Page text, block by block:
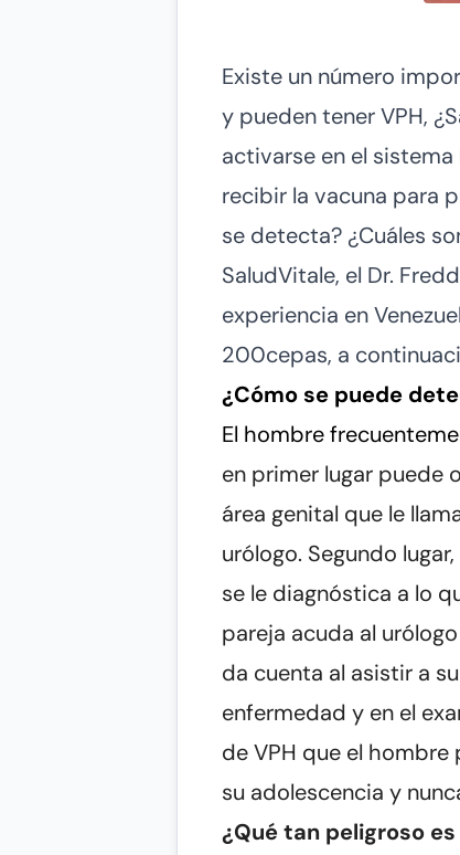
Existe un número
y pueden tener VPH,
activarse en el
recibir la vacuna para
se detecta? ¿Cuáles
SaludVitale, el Dr.
experiencia en
200cepas, a
¿Cómo se puede
El hombre
en primer lugar puede
área genital que le
urólogo. Segundo
se le diagnóstica a lo
pareja acuda al
da cuenta al asistir a
enfermedad y en el
de VPH que el hombre
su adolescencia y
¿Qué tan peligroso